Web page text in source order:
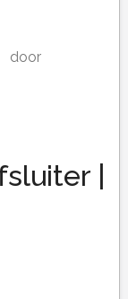
door
|